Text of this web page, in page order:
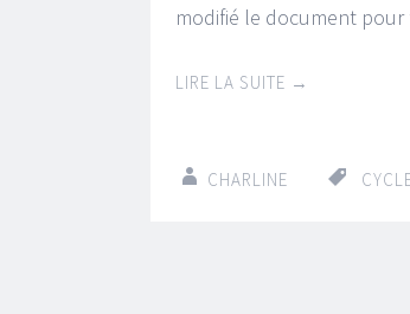
modifié le document pour
LIRE LA SUITE →
CHARLINE